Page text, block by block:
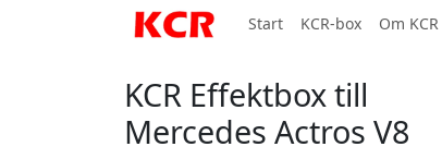
Start KCR-box Om KCR
KCR Effektbox till
Mercedes Actros V8